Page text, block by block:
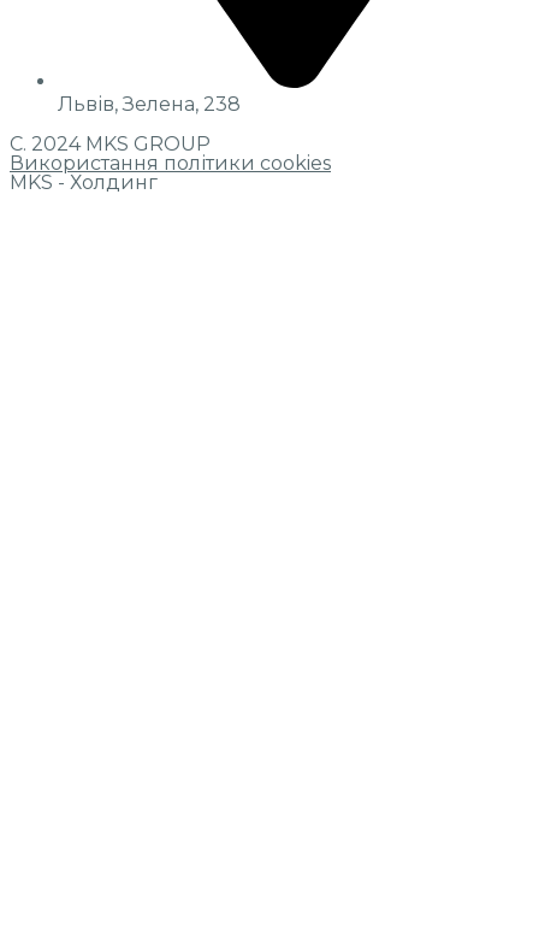
Львів, Зелена, 238
С. 2024 MKS GROUP
Використання політики cookies
MKS - Холдинг